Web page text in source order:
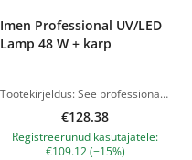
Imen Professional UV/LED
Lamp 48 W + karp
Tootekirjeldus: See professionaalne maniküürilamp on varustatud LED-valgustusega, mis kuivatab kiiresti ja mugavalt nii UV- kui ka LED-geele. Seade on loodud mugavust ja mitmekülgsust silmas pidades: komplektis on eemaldatav peegelkattega alus optimaalse valgustuse tagamiseks. Aluse eemaldamisel saab lampi kasutada ka pediküüriks. Peamised omadused: Sisseehitatud andur automaatseks sisselülitamiseks Taimeri valikud: 10, 30, 60 ja 90 sekundit Madala temperatuuri režiim (90 sekundit), et vältida põletustunnet kuivatamise ajal Võimsus: 48 W Varustatud 36 LED/UV dioodiga: UV 365 nm, LED 405 nm Vastupidav konstruktsioon — LED-dioodid ei vaja vahetamist Lisainfo: Tootepildid on illustratiivse iseloomuga. Kui teil on küsimusi, ootame alati teie kirja: nanatallinn@gmail.com
€128.38
Registreerunud kasutajatele:
€109.12 (−15%)